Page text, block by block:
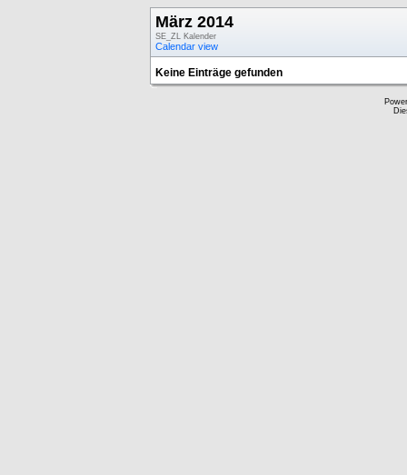
März 2014
SE_ZL Kalender
Calendar view
Keine Einträge gefunden